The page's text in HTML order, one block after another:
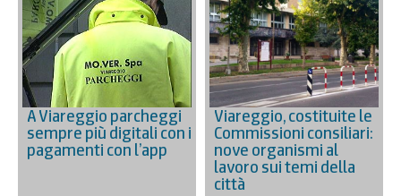
A Viareggio parcheggi
sempre più digitali con i
pagamenti con l’app
Viareggio, costituite le
Commissioni consiliari:
nove organismi al
lavoro sui temi della
città